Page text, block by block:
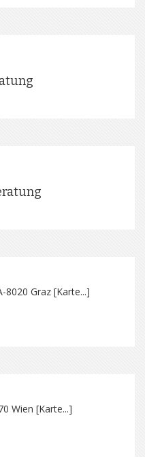
8020 Graz [Karte...]
Wien [Karte...]